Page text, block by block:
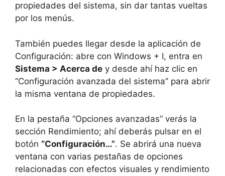
propiedades del sistema, sin dar tantas vueltas
por los menús.
También puedes llegar desde la aplicación de
Configuración: abre con Windows + I, entra en
Sistema > Acerca de y desde ahí haz clic en
“Configuración avanzada del sistema” para abrir
la misma ventana de propiedades.
En la pestaña “Opciones avanzadas” verás la
sección Rendimiento; ahí deberás pulsar en el
botón “Configuración…”. Se abrirá una nueva
ventana con varias pestañas de opciones
relacionadas con efectos visuales y rendimiento